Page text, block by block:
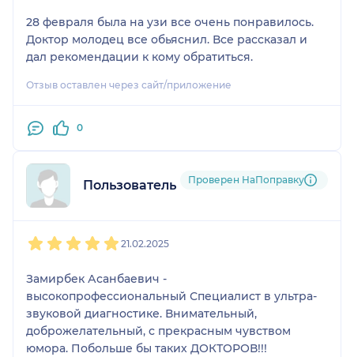
28 февраля была на узи все очень понравилось.
Доктор молодец все обьяснил. Все рассказал и
дал рекомендации к кому обратиться.
Отзыв оставлен через сайт/приложение
0
Пользователь НаПоправку
Проверен НаПоправку
21.02.2025
Замирбек Асанбаевич -
высокопрофессиональный Специалист в ультра-
звуковой диагностике. Внимательный,
доброжелательный, с прекрасным чувством
юмора. Побольше бы таких ДОКТОРОВ!!!